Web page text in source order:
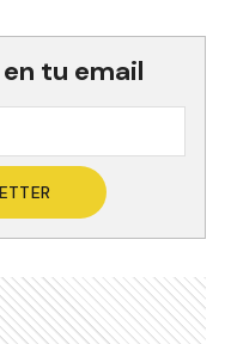
tu email